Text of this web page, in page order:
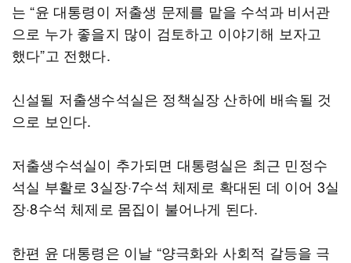
는 “윤 대통령이 저출생 문제를 맡을 수석과 비서관
으로 누가 좋을지 많이 검토하고 이야기해 보자고
했다”고 전했다.
신설될 저출생수석실은 정책실장 산하에 배속될 것
으로 보인다.
저출생수석실이 추가되면 대통령실은 최근 민정수
석실 부활로 3실장·7수석 체제로 확대된 데 이어 3실
장·8수석 체제로 몸집이 불어나게 된다.
한편 윤 대통령은 이날 “양극화와 사회적 갈등을 극